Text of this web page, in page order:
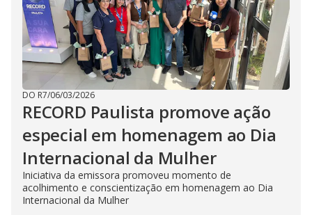
DO R7/06/03/2026
RECORD Paulista promove ação
especial em homenagem ao Dia
Internacional da Mulher
Iniciativa da emissora promoveu momento de
acolhimento e conscientização em homenagem ao Dia
Internacional da Mulher